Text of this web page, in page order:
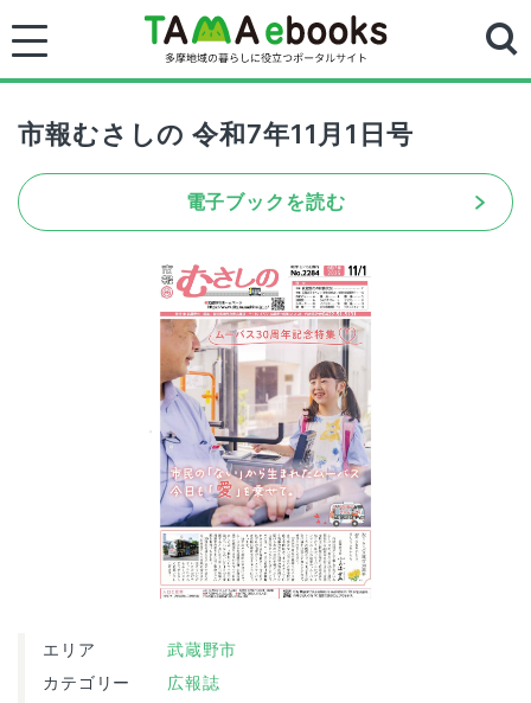
市報むさしの 令和7年11月1日号
電子ブックを読む
エリア 武蔵野市
カテゴリー 広報誌